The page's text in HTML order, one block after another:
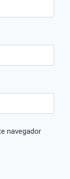
navegador